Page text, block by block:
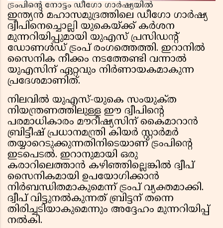
ട്രംപിന്റെ നോട്ടം ഡീഗോ ഗാർഷ്യയിൽ
ഇന്ത്യൻ മഹാസമുദ്രത്തിലെ ഡീഗോ ഗാർഷ്യ
ദ്വീപിനെച്ചൊല്ലി യുകെയ്ക്ക് കർശന
മുന്നറിയിപ്പുമായി യുഎസ് പ്രസിഡൻ്റ്
ഡോണൾഡ് ട്രംപ് രംഗത്തെത്തി. ഇറാനിൽ
സൈനിക നീക്കം നടത്തേണ്ടി വന്നാൽ
യുഎസിന് ഏറ്റവും നിർണായകമാകുന്ന
പ്രദേശമാണിത്.
നിലവിൽ യുഎസ്-യുകെ സംയുക്‌ത
നിയന്ത്രണത്തിലുള്ള ഈ ദ്വീപിന്റെ
പരമാധികാരം മൗറീഷ്യസിന് കൈമാറാൻ
ബ്രിട്ടീഷ് പ്രധാനമന്ത്രി കിയർ സ്റ്റാർമർ
തയ്യാറെടുക്കുന്നതിനിടെയാണ് ട്രംപിന്റെ
ഇടപെടൽ. ഇറാനുമായി ഒരു
കരാറിലെത്താൻ കഴിഞ്ഞില്ലെങ്കിൽ ദ്വീപ്
സൈനികമായി ഉപയോഗിക്കാൻ
നിർബന്ധിതമാകുമെന്ന് ട്രംപ് വ്യക്തമാക്കി.
ദ്വീപ് വിട്ടുനൽകുന്നത് ബ്രിട്ടന് തന്നെ
തിരിച്ചടിയാകുമെന്നും അദ്ദേഹം മുന്നറിയിപ്പ്
നൽകി.